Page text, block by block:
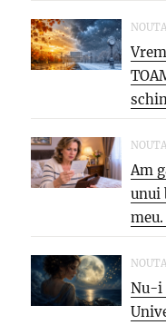
Am
unui
meu.
Nu-i